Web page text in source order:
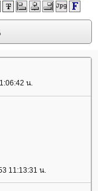
น.
11:13:31 น.